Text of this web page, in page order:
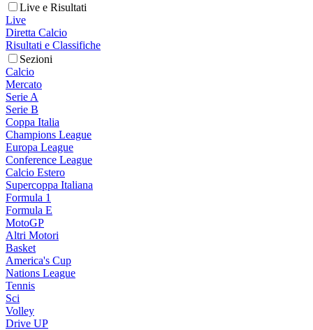
Live e Risultati
Live
Diretta Calcio
Risultati e Classifiche
Sezioni
Calcio
Mercato
Serie A
Serie B
Coppa Italia
Champions League
Europa League
Conference League
Calcio Estero
Supercoppa Italiana
Formula 1
Formula E
MotoGP
Altri Motori
Basket
America's Cup
Nations League
Tennis
Sci
Volley
Drive UP